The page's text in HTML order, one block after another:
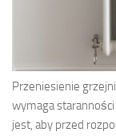
Przeniesienie
wymaga
jest, aby przed